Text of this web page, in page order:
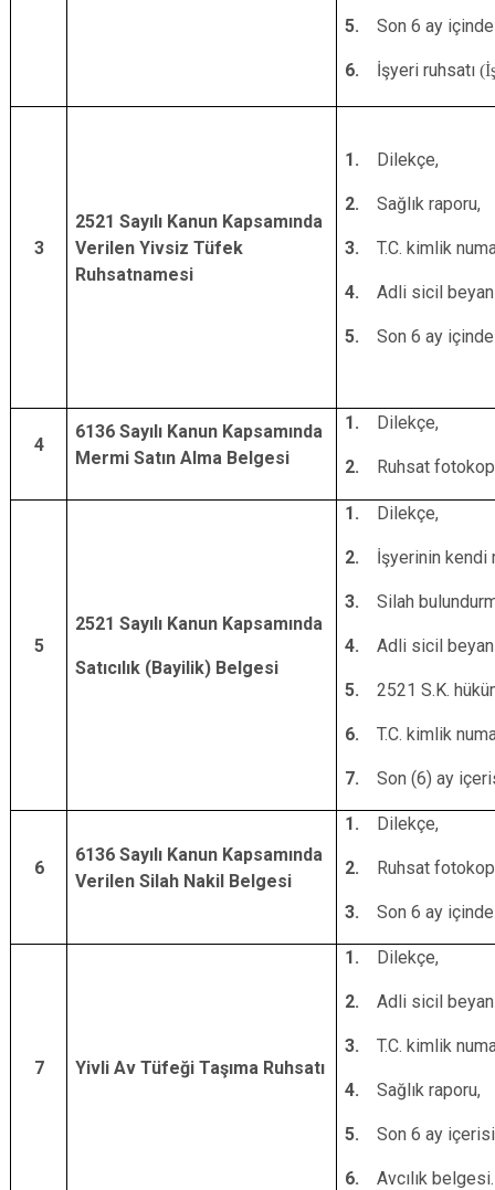
5. Son 6 ay
6. İşyeri ruhsatı
3
2521 Sayılı Kanun Kapsamında
Verilen Yivsiz Tüfek
Ruhsatnamesi
1. Dilekçe,
2. Sağlık raporu,
3. T.C. kimlik
4. Adli sicil
5. Son 6 ay
4
6136 Sayılı Kanun Kapsamında
Mermi Satın Alma Belgesi
1. Dilekçe,
2. Ruhsat
5
2521 Sayılı Kanun Kapsamında
Satıcılık (Bayilik) Belgesi
1. Dilekçe,
2. İşyerinin kendi
3. Silah
4. Adli sicil
5. 2521 S.K.
6. T.C. kimlik
7. Son (6) ay
6
6136 Sayılı Kanun Kapsamında
Verilen Silah Nakil Belgesi
1. Dilekçe,
2. Ruhsat
3. Son 6 ay
7 Yivli Av Tüfeği Taşıma Ruhsatı
1. Dilekçe,
2. Adli sicil
3. T.C. kimlik
4. Sağlık raporu,
5. Son 6 ay
6. Avcılık belgesi.